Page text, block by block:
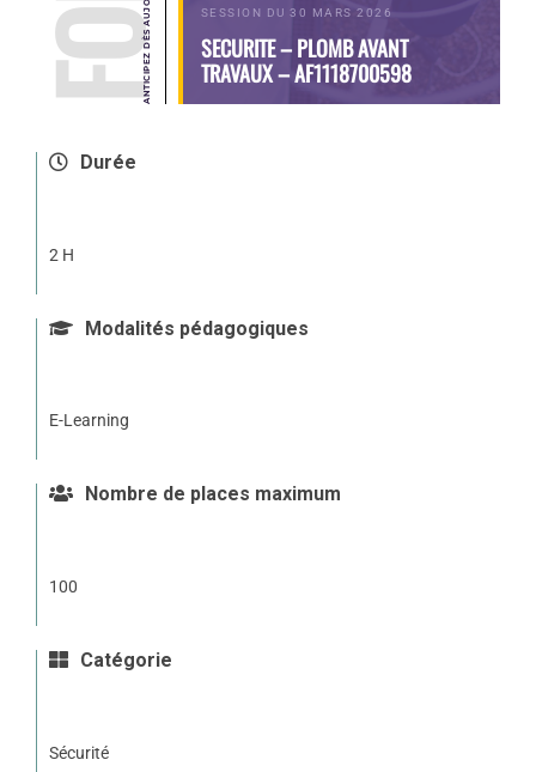
SESSION DU 30 MARS 2026
SECURITE – PLOMB AVANT
TRAVAUX – AF1118700598
Durée
2 H
Modalités pédagogiques
E-Learning
Nombre de places maximum
100
Catégorie
Sécurité